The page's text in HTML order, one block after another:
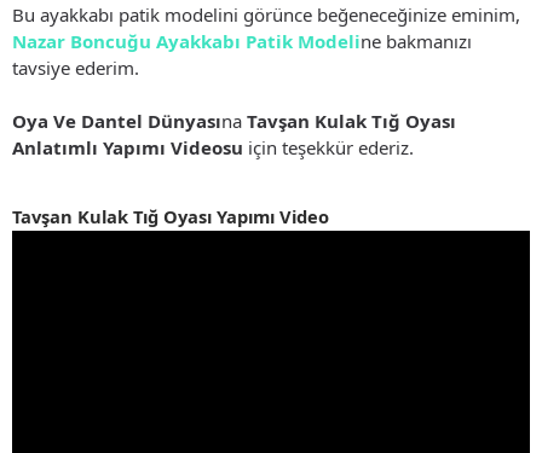
Bu ayakkabı patik modelini görünce beğeneceğinize eminim,
Nazar Boncuğu Ayakkabı Patik Modeline bakmanızı
tavsiye ederim.
Oya Ve Dantel Dünyasına Tavşan Kulak Tığ Oyası
Anlatımlı Yapımı Videosu için teşekkür ederiz.
Tavşan Kulak Tığ Oyası Yapımı Video